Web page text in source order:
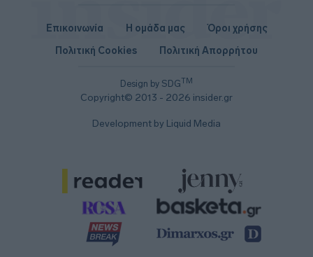
Design by SDGTM
Copyright© 2013 - 2026 insider.gr
Επικοινωνία Η ομάδα μας
Όροι χρήσης
Πολιτική Cookies
Πολιτική Απορρήτου
Development by Liquid Media